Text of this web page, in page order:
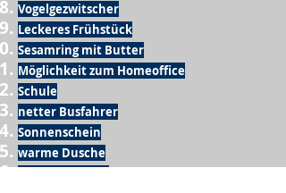
Vogelgezwitscher
Leckeres Frühstück
Sesamring mit Butter
Möglichkeit zum Homeoffice
Schule
netter Busfahrer
Sonnenschein
warme Dusche